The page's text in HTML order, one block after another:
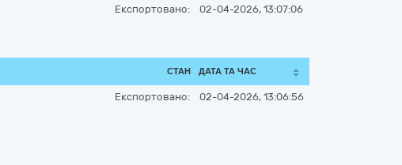
Експортовано: 02-04-2026, 13:07:06
СТАН ДАТА ТА ЧАС
Експортовано: 02-04-2026, 13:06:56